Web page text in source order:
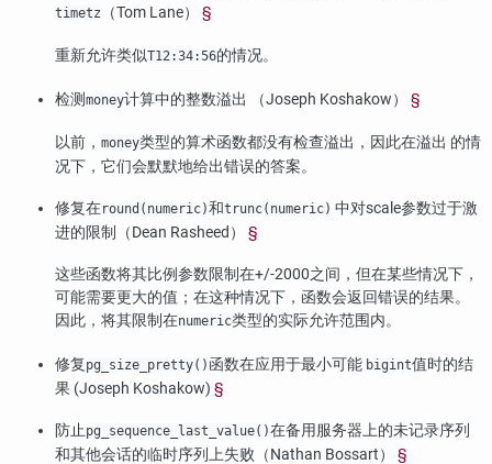
timetz （Tom Lane） §
重新允许类似T12:34:56的情况。
检测 money计算中的整数溢出 （Joseph Koshakow） §
以前， money类型的算术函数都没有检查溢出，因此在溢出 的情
况下，它们会默默地给出错误的答案。
修复在round(numeric)和trunc(numeric) 中对scale参数过于激
进的限制（Dean Rasheed） §
这些函数将其比例参数限制在+/-2000之间，但在某些情况下，
可能需要更大的值；在这种情况下，函数会返回错误的结果。
因此，将其限制在numeric类型的实际允许范围内。
修复 pg_size_pretty() 函数在应用于最小可能 bigint值时的结
果 (Joseph Koshakow) §
防止pg_sequence_last_value()在备用服务器上的未记录序列
和其他会话的临时序列上失败（Nathan Bossart） §